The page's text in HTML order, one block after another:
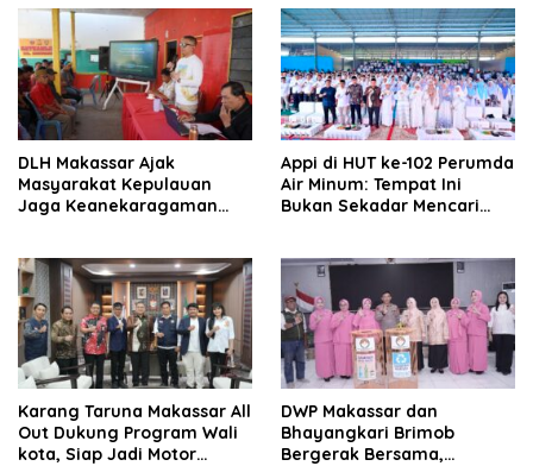
DLH Makassar Ajak
Masyarakat Kepulauan
Jaga Keanekaragaman
Appi di HUT ke-102 Perumda
Air Minum: Tempat Ini
Bukan Sekadar Mencari
Karang Taruna Makassar All
Out Dukung Program Wali
kota, Siap Jadi Motor
DWP Makassar dan
Bhayangkari Brimob
Bergerak Bersama,